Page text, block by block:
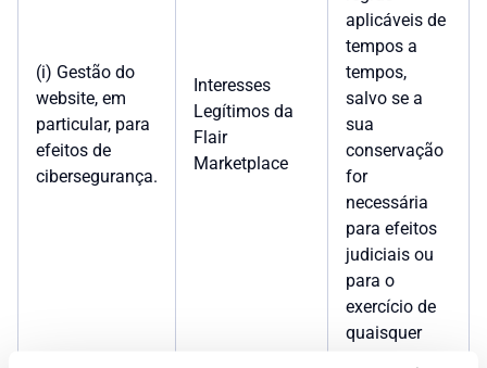
(i) Gestão do
website, em
particular, para
efeitos de
cibersegurança.
Interesses
Legítimos da
Flair
Marketplace
aplicáveis de
tempos a
tempos,
salvo se a
sua
conservação
for
necessária
para efeitos
judiciais ou
para o
exercício de
quaisquer